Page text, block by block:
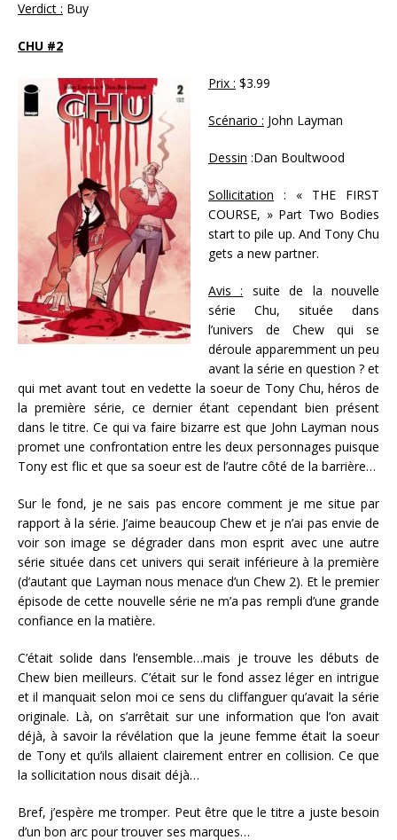
Verdict : Buy
CHU #2
Prix : $3.99
Scénario : John Layman
Dessin :Dan Boultwood
Sollicitation : « THE FIRST
COURSE, » Part Two Bodies
start to pile up. And Tony Chu
gets a new partner.
Avis : suite de la nouvelle
série Chu, située dans
l’univers de Chew qui se
déroule apparemment un peu
avant la série en question ? et
qui met avant tout en vedette la soeur de Tony Chu, héros de
la première série, ce dernier étant cependant bien présent
dans le titre. Ce qui va faire bizarre est que John Layman nous
promet une confrontation entre les deux personnages puisque
Tony est flic et que sa soeur est de l’autre côté de la barrière…
Sur le fond, je ne sais pas encore comment je me situe par
rapport à la série. J’aime beaucoup Chew et je n’ai pas envie de
voir son image se dégrader dans mon esprit avec une autre
série située dans cet univers qui serait inférieure à la première
(d’autant que Layman nous menace d’un Chew 2). Et le premier
épisode de cette nouvelle série ne m’a pas rempli d’une grande
confiance en la matière.
C’était solide dans l’ensemble…mais je trouve les débuts de
Chew bien meilleurs. C’était sur le fond assez léger en intrigue
et il manquait selon moi ce sens du cliffanguer qu’avait la série
originale. Là, on s’arrêtait sur une information que l’on avait
déjà, à savoir la révélation que la jeune femme était la soeur
de Tony et qu’ils allaient clairement entrer en collision. Ce que
la sollicitation nous disait déjà…
Bref, j’espère me tromper. Peut être que le titre a juste besoin
d’un bon arc pour trouver ses marques…